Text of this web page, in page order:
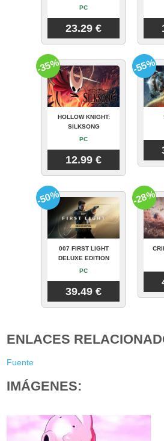
PC
23.29 €
HOLLOW KNIGHT:
SILKSONG
PC
12.99 €
-35% -55%
007 FIRST LIGHT
DELUXE EDITION
PC
39.49 €
-50% -28%
ENLACES
Fuente
IMÁGENES: